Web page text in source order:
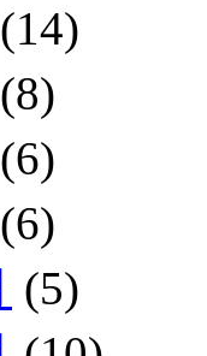
(14)
(8)
(6)
(6)
(5)